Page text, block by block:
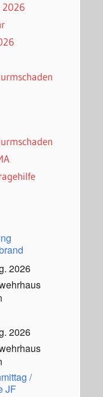
2026
2026
2026
/
JF